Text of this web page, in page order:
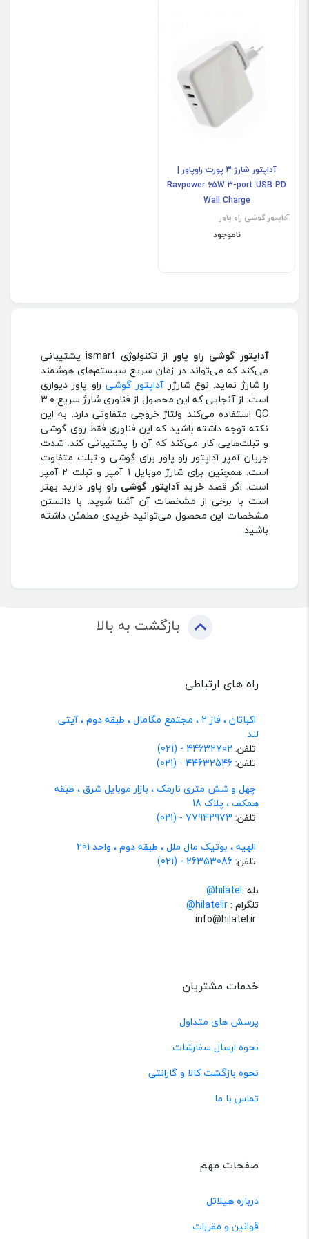
آداپتور شارژ 3 پورت راوپاور |
Ravpower 65W 3-port USB PD
Wall Charge
آداپتور گوشی راو پاور
ناموجود
آداپتور گوشی راو پاور
از تکنولوژی ismart پشتیبانی
می‌کند که می‌تواند در زمان سریع سیستم‌های هوشمند
را شارژ نماید. نوع شارژرآداپتور گوشی راو پاور دیواری
است. از آنجایی که این محصول از فناوری شارژ سریع ۳.۰
QC استفاده می‌کند ولتاژ خروجی متفاوتی دارد. به این
نکته توجه داشته باشید که این فناوری فقط روی گوشی
و تبلت‌هایی کار می‌کند که آن را پشتیبانی کند. شدت
جریان آمپر آداپتور راو پاور برای گوشی و تبلت متفاوت
است. همچنین برای شارژ موبایل ۱ آمپر و تبلت ۲ آمپر
است. اگر قصد خرید آداپتور گوشی راو پاور دارید بهتر
است با برخی از مشخصات آن آشنا شوید. با دانستن
مشخصات این محصول می‌توانید خریدی مطمئن داشته
باشید.
بازگشت به بالا
راه های ارتباطی
اکباتان ، فاز 2 ، مجتمع مگامال ، طبقه دوم ، آیتی
لند
تلفن: 44632702 - (021)
تلفن:44632546 - (021)
چهل و شش متری نارمک ، بازار موبایل شرق ، طبقه
همکف ، پلاک 18
تلفن: 77942973 - (021)
الهیه ، بوتیک مال ملل ، طبقه دوم ، واحد 201
تلفن:26353086 - (021)
بله: hilatel@
تلگرام :@hilatelir
خدمات مشتریان
پرسش های متداول
نحوه ارسال سفارشات
نحوه بازگشت کالا و گارانتی
تماس با ما
صفحات مهم
درباره هیلاتل
قوانین و مقررات